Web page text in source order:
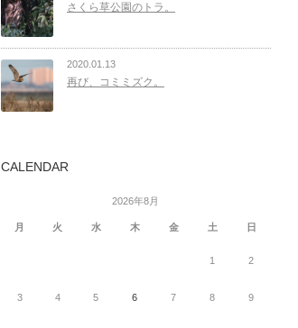
さくら草公園のトラ。
2020.01.13
再び、コミミズク。
CALENDAR
2026年8月
月 火 水 木 金 土 日
1 2
3 4 5 6 7 8 9